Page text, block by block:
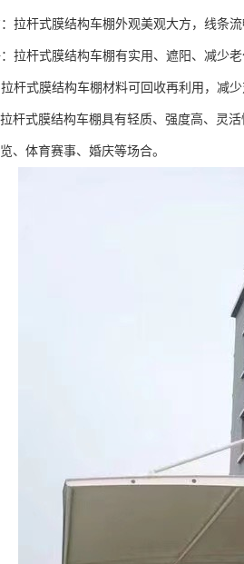
拉杆式膜结构车棚外观美观大方，线条
拉杆式膜结构车棚有实用、遮阳、减少
杆式膜结构车棚材料可回收再利用，减少
杆式膜结构车棚具有轻质、强度高、灵
、体育赛事、婚庆等场合。